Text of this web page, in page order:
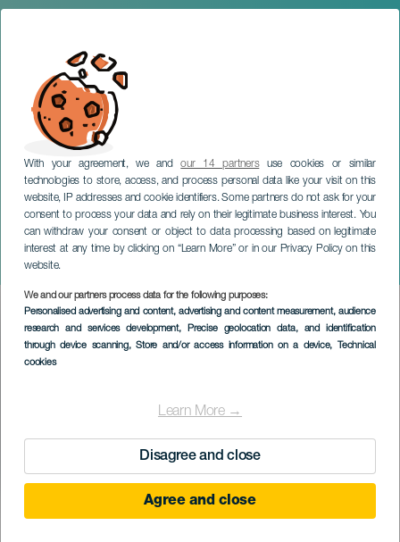
With your agreement, we andour 14 partnersuse cookies or similar
technologies to store, access, and process personal data like your visit on this
website, IP addresses and cookie identifiers. Some partners do not ask for your
consent to process your data and rely on their legitimate business interest. You
can withdraw your consent or object to data processing based on legitimate
interest at any time by clicking on “Learn More” or in our Privacy Policy on this
website.
We and our partners process data for the following purposes:
Personalised advertising and content, advertising and content measurement, audience
research and services development, Precise geolocation data, and identification
through device scanning, Store and/or access information on a device, Technical
cookies
Learn More →
Disagree and close
Agree and close
Populaire bedevaart van
Sint-Bartholomeus
LANZAROTE
Imagen
Listado
15 August 2026